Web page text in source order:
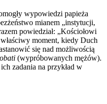
wypowiedzi papieża
mianem „instytucji,
powiedział: „Kościołowi
moment, kiedy Duch
się nad możliwością
(wypróbowanych mężów).
zadania na przykład w